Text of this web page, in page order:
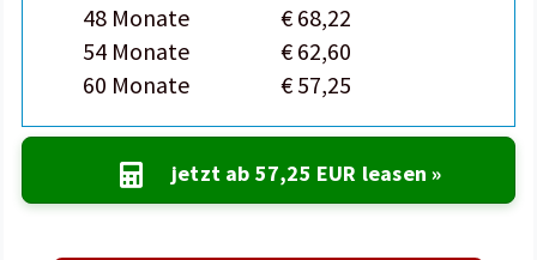
48 Monate
€ 68,22
54 Monate
€ 62,60
60 Monate
€ 57,25
jetzt ab 57,25 EUR leasen »